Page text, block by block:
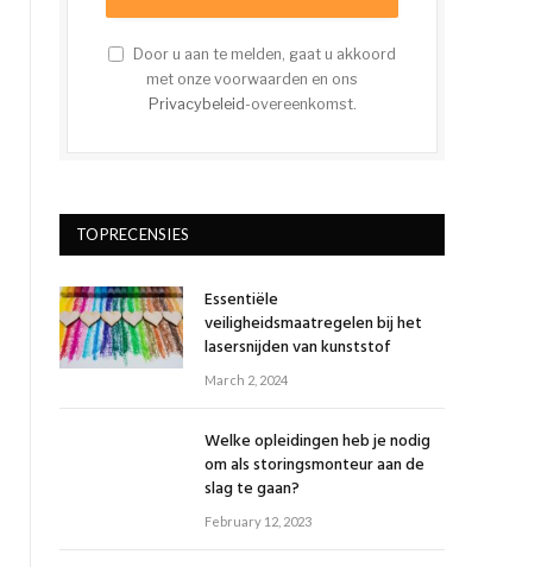
Door u aan te melden, gaat u akkoord
met onze voorwaarden en ons
Privacybeleid -overeenkomst.
TOPRECENSIES
Essentiële
veiligheidsmaatregelen bij het
lasersnijden van kunststof
March 2, 2024
Welke opleidingen heb je nodig
om als storingsmonteur aan de
slag te gaan?
February 12, 2023